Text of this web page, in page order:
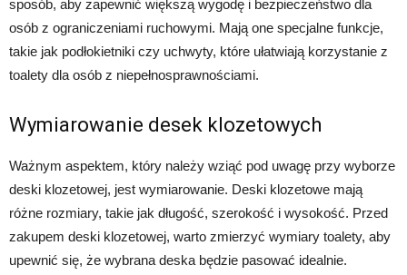
sposób, aby zapewnić większą wygodę i bezpieczeństwo dla
osób z ograniczeniami ruchowymi. Mają one specjalne funkcje,
takie jak podłokietniki czy uchwyty, które ułatwiają korzystanie z
toalety dla osób z niepełnosprawnościami.
Wymiarowanie desek klozetowych
Ważnym aspektem, który należy wziąć pod uwagę przy wyborze
deski klozetowej, jest wymiarowanie. Deski klozetowe mają
różne rozmiary, takie jak długość, szerokość i wysokość. Przed
zakupem deski klozetowej, warto zmierzyć wymiary toalety, aby
upewnić się, że wybrana deska będzie pasować idealnie.